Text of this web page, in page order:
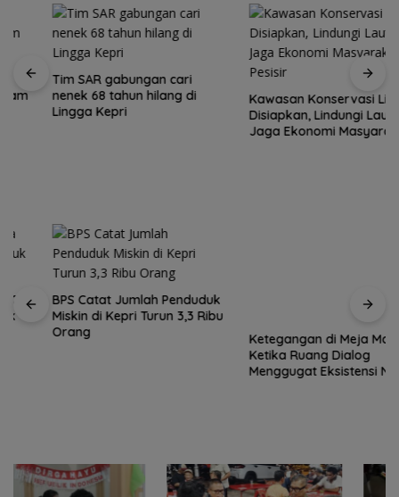
Tim SAR gabungan cari
nenek 68 tahun hilang di
Lingga Kepri
Kawasan Konservasi Lingga
Disiapkan, Lindungi Laut dan
Jaga Ekonomi Masyarakat
BPS Catat Jumlah Penduduk
Miskin di Kepri Turun 3,3 Ribu
Ketegangan di Meja Makan:
Ketika Ruang Dialog
Menggugat Eksistensi Nurani